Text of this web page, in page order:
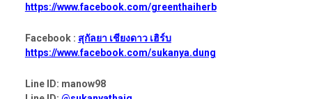
https://www.facebook.com/greenthaiherb
Facebook : สุกัลยา เชียงดาว เฮิร์บ
https://www.facebook.com/sukanya.dung
Line ID: manow98